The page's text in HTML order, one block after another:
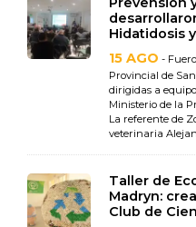
Hidatidosis
15 AGO -
Provincial de
dirigidas a
Ministerio de la
La referente de
veterinaria
Taller de
Madryn:
Club de